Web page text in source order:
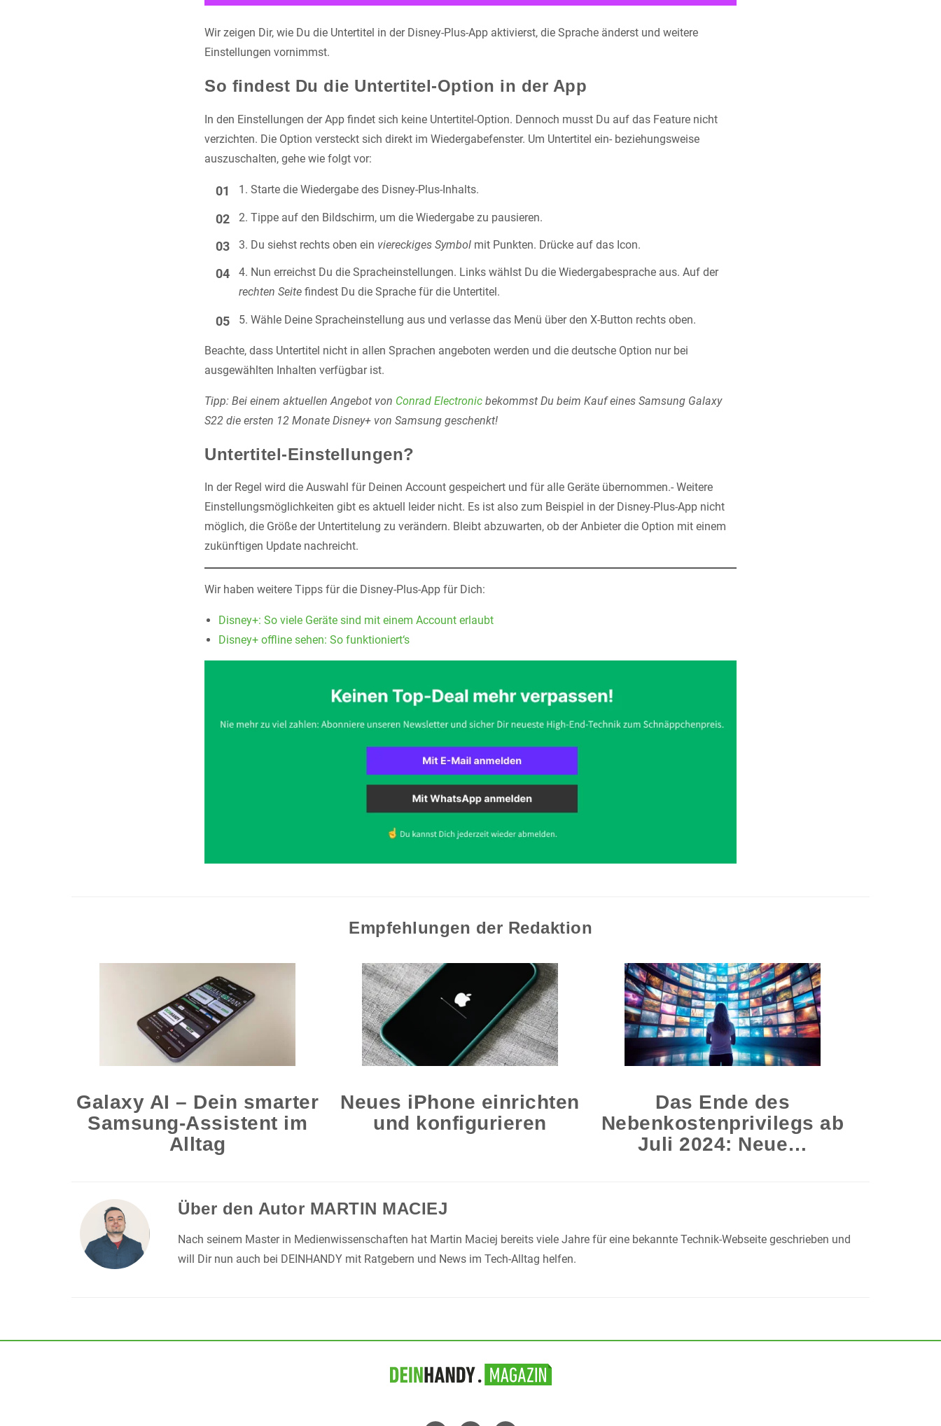
Wir zeigen Dir, wie Du die Untertitel in der Disney-Plus-App aktivierst, die Sprache änderst und weitere
Einstellungen vornimmst.
So findest Du die Untertitel-Option in der App
In den Einstellungen der App findet sich keine Untertitel-Option. Dennoch musst Du auf das Feature nicht
verzichten. Die Option versteckt sich direkt im Wiedergabefenster. Um Untertitel ein- beziehungsweise
auszuschalten, gehe wie folgt vor:
Starte die Wiedergabe des Disney-Plus-Inhalts.
Tippe auf den Bildschirm, um die Wiedergabe zu pausieren.
Du siehst rechts oben ein viereckiges Symbol mit Punkten. Drücke auf das Icon.
Nun erreichst Du die Spracheinstellungen. Links wählst Du die Wiedergabesprache aus. Auf der
rechten Seite findest Du die Sprache für die Untertitel.
Wähle Deine Spracheinstellung aus und verlasse das Menü über den X-Button rechts oben.
Beachte, dass Untertitel nicht in allen Sprachen angeboten werden und die deutsche Option nur bei
ausgewählten Inhalten verfügbar ist.
Tipp: Bei einem aktuellen Angebot von Conrad Electronic bekommst Du beim Kauf eines Samsung Galaxy
S22 die ersten 12 Monate Disney+ von Samsung geschenkt!
Untertitel-Einstellungen?
In der Regel wird die Auswahl für Deinen Account gespeichert und für alle Geräte übernommen.- Weitere
Einstellungsmöglichkeiten gibt es aktuell leider nicht. Es ist also zum Beispiel in der Disney-Plus-App nicht
möglich, die Größe der Untertitelung zu verändern. Bleibt abzuwarten, ob der Anbieter die Option mit einem
zukünftigen Update nachreicht.
Wir haben weitere Tipps für die Disney-Plus-App für Dich:
Disney+: So viele Geräte sind mit einem Account erlaubt
Disney+ offline sehen: So funktioniert‘s
Empfehlungen der Redaktion
Galaxy AI – Dein smarter
Samsung-Assistent im
Alltag
Neues iPhone einrichten
und konfigurieren
Das Ende des
Nebenkostenprivilegs ab
Juli 2024: Neue…
Über den Autor MARTIN MACIEJ
Nach seinem Master in Medienwissenschaften hat Martin Maciej bereits viele Jahre für eine bekannte Technik-Webseite geschrieben und
will Dir nun auch bei DEINHANDY mit Ratgebern und News im Tech-Alltag helfen.